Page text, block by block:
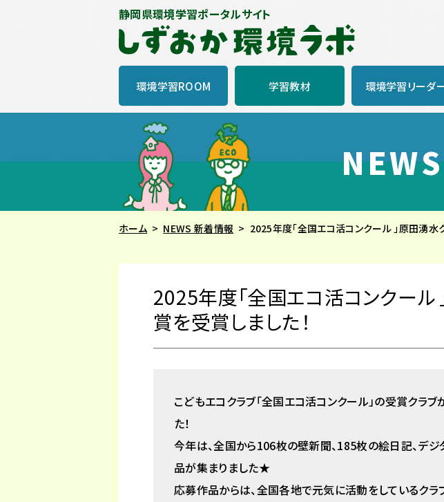
静岡県環境学習ポータルサイト
環境学習ROOM 学習教材 環境学習リーダ
ホーム NEWS 新着情報 2025年度「全国エコ活コンクール 」原田湧
2025年度「全国エコ活コンクール
賞を受賞しました！
こどもエコクラブ「全国エコ活コンクール」の受賞クラ
た！
今年は、全国から106枚の壁新聞、185枚の絵日記、デ
品が集まりました★
応募作品からは、全国各地で元気に活動をしているクラ